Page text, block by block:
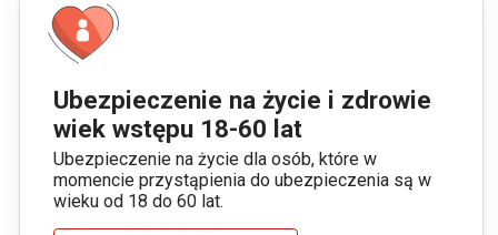
Ubezpieczenie na życie i zdrowie
wiek wstępu 18-60 lat
Ubezpieczenie na życie dla osób, które w
momencie przystąpienia do ubezpieczenia są w
wieku od 18 do 60 lat.